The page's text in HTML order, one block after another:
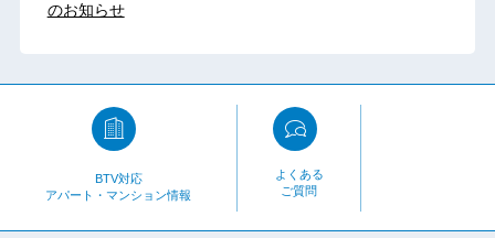
のお知らせ
BTV対応
アパート・マンション情報
よくある
ご質問